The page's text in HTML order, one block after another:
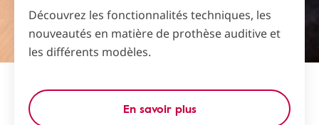
Découvrez les fonctionnalités techniques, les
nouveautés en matière de prothèse auditive et
les différents modèles.
En savoir plus